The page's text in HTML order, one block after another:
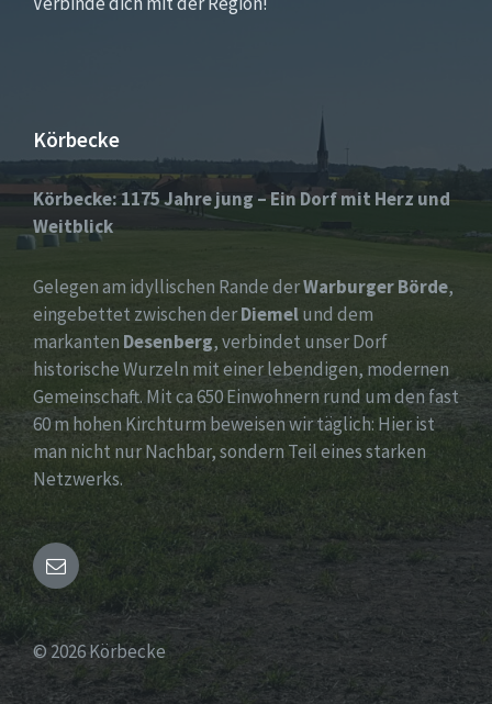
Körbecke
Körbecke: 1175 Jahre jung – Ein Dorf mit Herz und
Weitblick
Gelegen am idyllischen Rande derWarburger Börde,
eingebettet zwischen derDiemelund dem
markanten Desenberg, verbindet unser Dorf
historische Wurzeln mit einer lebendigen, modernen
Gemeinschaft. Mit ca 650 Einwohnern rund um den fast
60 m hohen Kirchturm beweisen wir täglich: Hier ist
man nicht nur Nachbar, sondern Teil eines starken
Netzwerks.
Email
© 2026 Körbecke